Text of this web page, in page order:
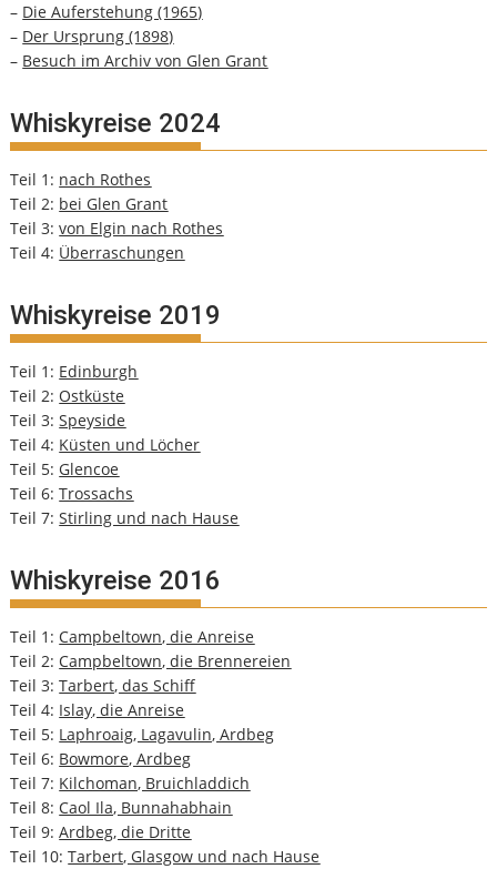
– Die Auferstehung (1965)
– Der Ursprung (1898)
– Besuch im Archiv von Glen Grant
Whiskyreise 2024
Teil 1: nach Rothes
Teil 2: bei Glen Grant
Teil 3:von Elgin nach Rothes
Teil 4: Überraschungen
Whiskyreise 2019
Teil 1: Edinburgh
Teil 2: Ostküste
Teil 3:Speyside
Teil 4: Küsten und Löcher
Teil 5: Glencoe
Teil 6:Trossachs
Teil 7:Stirling und nach Hause
Whiskyreise 2016
Teil 1: Campbeltown, die Anreise
Teil 2: Campbeltown, die Brennereien
Teil 3:Tarbert, das Schiff
Teil 4: Islay, die Anreise
Teil 5: Laphroaig, Lagavulin, Ardbeg
Teil 6: Bowmore, Ardbeg
Teil 7: Kilchoman, Bruichladdich
Teil 8: Caol Ila, Bunnahabhain
Teil 9:Ardbeg, die Dritte
Teil 10:Tarbert, Glasgow und nach Hause